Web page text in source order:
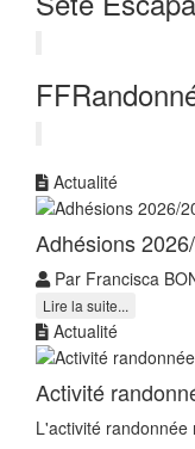
Actualité
Adhésions
Par Francisca
Lire la suite...
Actualité
Activité
L'activité